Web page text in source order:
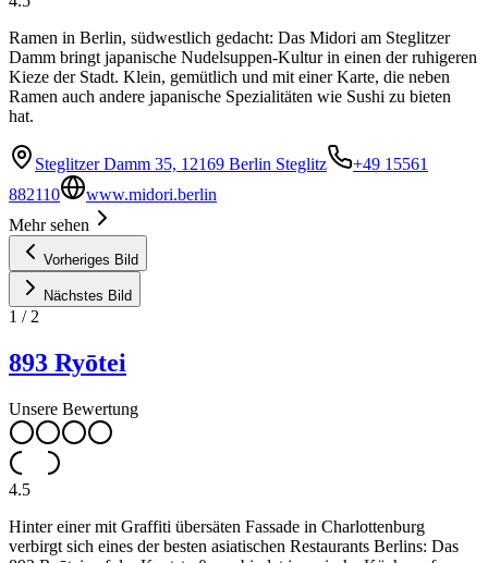
Ramen in Berlin, südwestlich gedacht: Das Midori am Steglitzer
Damm bringt japanische Nudelsuppen-Kultur in einen der ruhigeren
Kieze der Stadt. Klein, gemütlich und mit einer Karte, die neben
Ramen auch andere japanische Spezialitäten wie Sushi zu bieten
hat.
Steglitzer Damm 35, 12169 Berlin Steglitz
+49 15561
882110
www.midori.berlin
Mehr sehen
Vorheriges Bild
Nächstes Bild
1 / 2
893 Ryōtei
Unsere Bewertung
4.5
Hinter einer mit Graffiti übersäten Fassade in Charlottenburg
verbirgt sich eines der besten asiatischen Restaurants Berlins: Das